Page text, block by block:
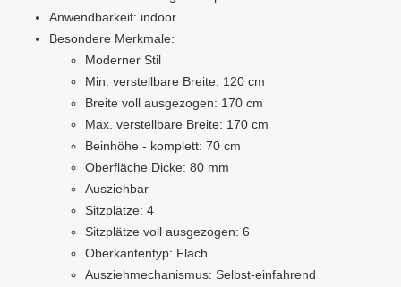
Anwendbarkeit: indoor
Besondere Merkmale:
Moderner Stil
Min. verstellbare Breite: 120 cm
Breite voll ausgezogen: 170 cm
Max. verstellbare Breite: 170 cm
Beinhöhe - komplett: 70 cm
Oberfläche Dicke: 80 mm
Ausziehbar
Sitzplätze: 4
Sitzplätze voll ausgezogen: 6
Oberkantentyp: Flach
Ausziehmechanismus: Selbst-einfahrend